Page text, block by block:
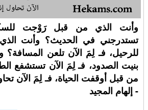
وأنت الذي من قبل رَوْجت
تستدرجني في الحديث؟ وأنت
للرحيل، فـ لِمَ الآن تلعن
بنيت الصدود، فـ لِمَ الآن تستشفع
من قبل أوقفت الحياة، فـ لِمَ الآن
- إلهام المجيد